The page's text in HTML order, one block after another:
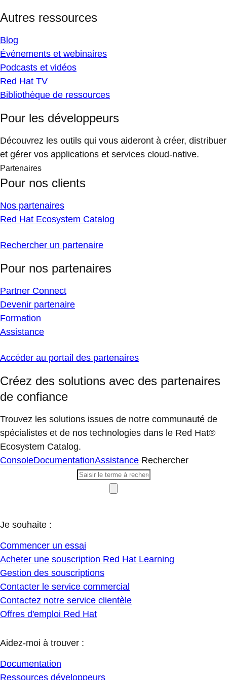
Autres ressources
Blog
Événements et webinaires
Podcasts et vidéos
Red Hat TV
Bibliothèque de ressources
Pour les développeurs
Découvrez les outils qui vous aideront à créer, distribuer
et gérer vos applications et services cloud-native.
Partenaires
Pour nos clients
Nos partenaires
Red Hat Ecosystem Catalog
Rechercher un partenaire
Pour nos partenaires
Partner Connect
Devenir partenaire
Formation
Assistance
Accéder au portail des partenaires
Créez des solutions avec des partenaires
de confiance
Trouvez les solutions issues de notre communauté de
spécialistes et de nos technologies dans le Red Hat®
Ecosystem Catalog.
ConsoleDocumentationAssistance Rechercher
Je souhaite :
Commencer un essai
Acheter une souscription Red Hat Learning
Gestion des souscriptions
Contacter le service commercial
Contactez notre service clientèle
Offres d'emploi Red Hat
Aidez-moi à trouver :
Documentation
Ressources développeurs